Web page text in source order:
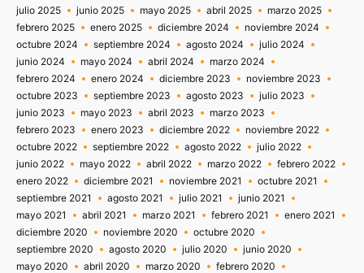
julio 2025
junio 2025 mayo 2025 abril 2025
marzo 2025
febrero 2025
enero 2025 diciembre 2024
noviembre 2024
octubre 2024
septiembre 2024 agosto 2024
julio 2024
junio 2024
mayo 2024 abril 2024
marzo 2024
febrero 2024
enero 2024 diciembre 2023
noviembre 2023
octubre 2023
septiembre 2023 agosto 2023
julio 2023
junio 2023
mayo 2023 abril 2023
marzo 2023
febrero 2023
enero 2023 diciembre 2022
noviembre 2022
octubre 2022
septiembre 2022 agosto 2022
julio 2022
junio 2022
mayo 2022 abril 2022 marzo 2022
febrero 2022
enero 2022
diciembre 2021 noviembre 2021
octubre 2021
septiembre 2021
agosto 2021 julio 2021
junio 2021
mayo 2021
abril 2021 marzo 2021 febrero 2021
enero 2021
diciembre 2020
noviembre 2020
octubre 2020
septiembre 2020
agosto 2020 julio 2020
junio 2020
mayo 2020
abril 2020 marzo 2020
febrero 2020